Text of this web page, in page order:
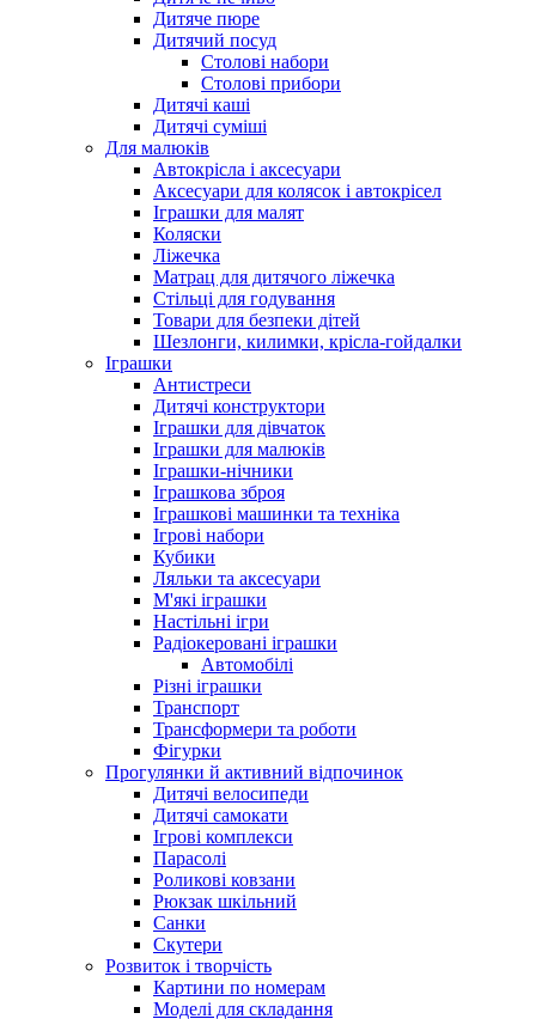
Дитяче пюре
Дитячий посуд
Столові набори
Столові прибори
Дитячі каші
Дитячі суміші
Для малюків
Автокрісла і аксесуари
Аксесуари для колясок і автокрісел
Іграшки для малят
Коляски
Ліжечка
Матрац для дитячого ліжечка
Стільці для годування
Товари для безпеки дітей
Шезлонги, килимки, крісла-гойдалки
Іграшки
Антистреси
Дитячі конструктори
Іграшки для дівчаток
Іграшки для малюків
Іграшки-нічники
Іграшкова зброя
Іграшкові машинки та техніка
Ігрові набори
Кубики
Ляльки та аксесуари
М'які іграшки
Настільні ігри
Радіокеровані іграшки
Автомобілі
Різні іграшки
Транспорт
Трансформери та роботи
Фігурки
Прогулянки й активний відпочинок
Дитячі велосипеди
Дитячі самокати
Ігрові комплекси
Парасолі
Роликові ковзани
Рюкзак шкільний
Санки
Скутери
Розвиток і творчість
Картини по номерам
Моделі для складання